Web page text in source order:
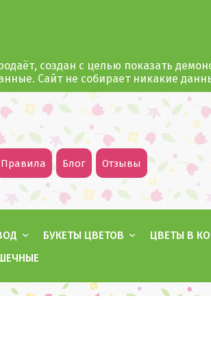
создан с целью показать
Сайт не собирает никакие
Правила Блог Отзывы
БУКЕТЫ ЦВЕТОВ
ЦВЕТЫ В